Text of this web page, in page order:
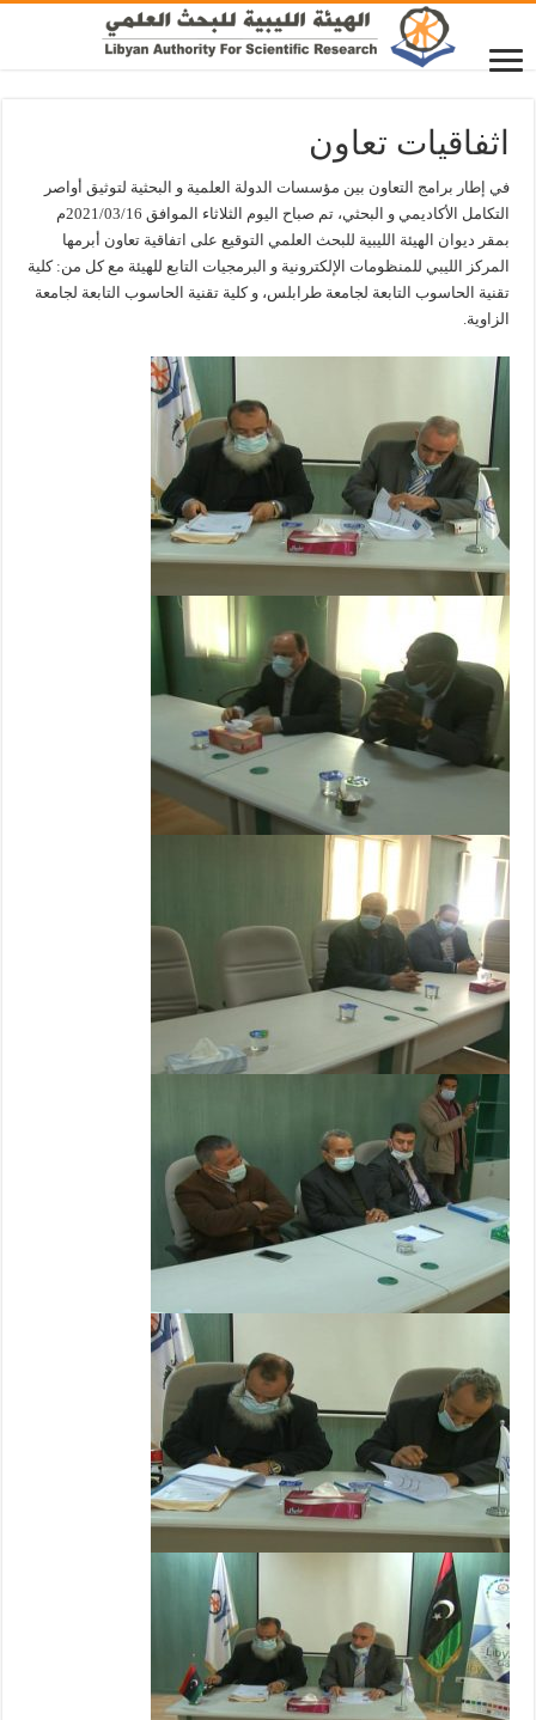
اثفاقيات تعاون
في إطار برامج التعاون بين مؤسسات الدولة العلمية و البحثية لتوثيق أواصر
التكامل الأكاديمي و البحثي، تم صباح اليوم الثلاثاء الموافق 2021/03/16م
بمقر ديوان الهيئة الليبية للبحث العلمي التوقيع على اتفاقية تعاون أبرمها
المركز الليبي للمنظومات الإلكترونية و البرمجيات التابع للهيئة مع كل من: كلية
تقنية الحاسوب التابعة لجامعة طرابلس، و كلية تقنية الحاسوب التابعة لجامعة
الزاوية.